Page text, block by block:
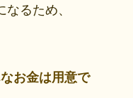
るため、
お金は用意で